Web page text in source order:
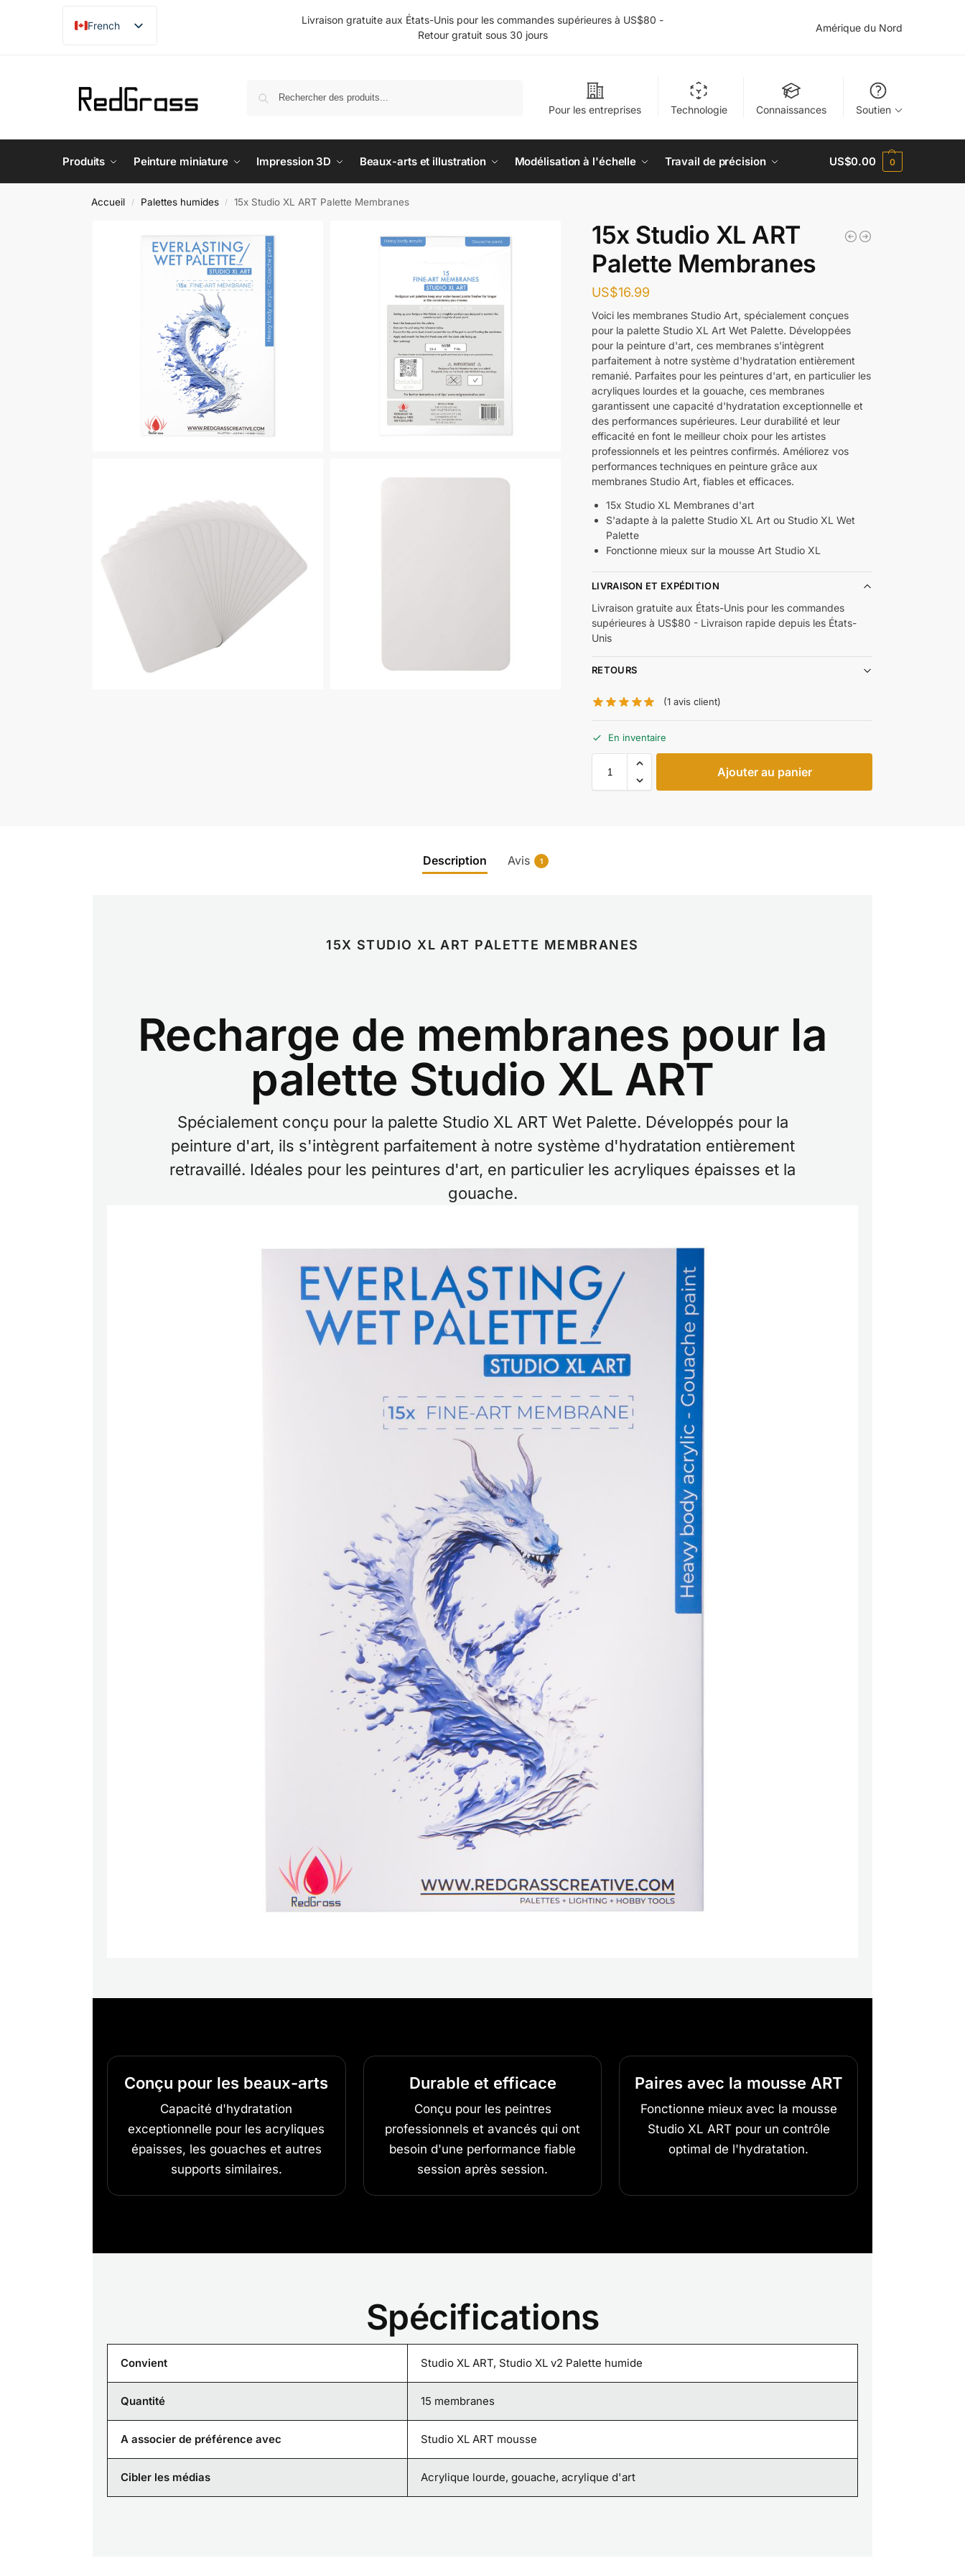
French
English
Livraison gratuite aux États-Unis pour les commandes supérieures à US$80 -
Retour gratuit sous 30 jours
Amérique du Nord
Pour les entreprises Technologie Connaissances Soutien
Produits Peinture miniature Impression 3D Beaux-arts et illustration Modélisation à l'échelle Travail de précision US$0.00 0
Accueil / Palettes humides / 15x Studio XL ART Palette Membranes
15x Studio XL ART
Palette Membranes
US$16.99
Voici les membranes Studio Art, spécialement conçues
pour la palette Studio XL Art Wet Palette. Développées
pour la peinture d'art, ces membranes s'intègrent
parfaitement à notre système d'hydratation entièrement
remanié. Parfaites pour les peintures d'art, en particulier les
acryliques lourdes et la gouache, ces membranes
garantissent une capacité d'hydratation exceptionnelle et
des performances supérieures. Leur durabilité et leur
efficacité en font le meilleur choix pour les artistes
professionnels et les peintres confirmés. Améliorez vos
performances techniques en peinture grâce aux
membranes Studio Art, fiables et efficaces.
15x Studio XL Membranes d'art
S'adapte à la palette Studio XL Art ou Studio XL Wet
Palette
Fonctionne mieux sur la mousse Art Studio XL
LIVRAISON ET EXPÉDITION
Livraison gratuite aux États-Unis pour les commandes
supérieures à US$80 - Livraison rapide depuis les États-
Unis
RETOURS
(1avis client)
En inventaire
Ajouter au panier
Description Avis 1
15X STUDIO XL ART PALETTE MEMBRANES
Recharge de membranes pour la
palette Studio XL ART
Spécialement conçu pour la palette Studio XL ART Wet Palette. Développés pour la
peinture d'art, ils s'intègrent parfaitement à notre système d'hydratation entièrement
retravaillé. Idéales pour les peintures d'art, en particulier les acryliques épaisses et la
gouache.
Conçu pour les beaux-arts
Capacité d'hydratation
exceptionnelle pour les acryliques
épaisses, les gouaches et autres
supports similaires.
Durable et efficace
Conçu pour les peintres
professionnels et avancés qui ont
besoin d'une performance fiable
session après session.
Paires avec la mousse ART
Fonctionne mieux avec la mousse
Studio XL ART pour un contrôle
optimal de l'hydratation.
Spécifications
Convient Studio XL ART, Studio XL v2 Palette humide
Quantité 15 membranes
A associer de préférence avec Studio XL ART mousse
Cibler les médias Acrylique lourde, gouache, acrylique d'art